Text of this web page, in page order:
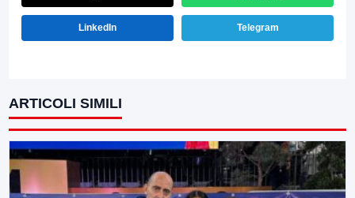
LinkedIn Telegram
ARTICOLI SIMILI